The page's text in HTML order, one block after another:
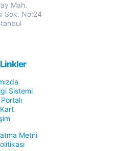
Mah.
Sok. No:24
Sistemi
Metni